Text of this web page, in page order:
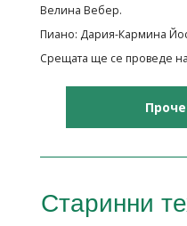
Велина Вебер.
Пиано: Дария-Кармина
Срещата ще се проведе
Старинни